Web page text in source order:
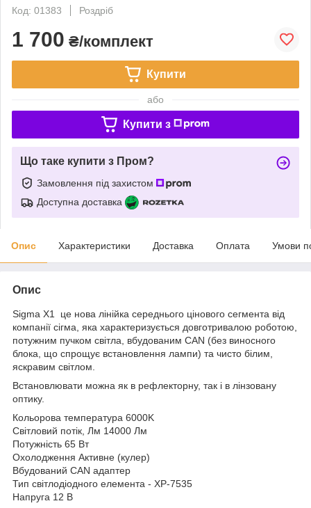
Код: 01383
Роздріб
1 700 ₴/комплект
Купити
або
Купити з
Що таке купити з Пром?
Замовлення під захистом
Доступна доставка
Опис Характеристики Доставка Оплата Умови
Опис
Sigma X1 це нова лінійка середнього цінового сегмента від
компанії сігма, яка характеризується довготривалою роботою,
потужним пучком світла, вбудованим CAN (без виносного
блока, що спрощує встановлення лампи) та чисто білим,
яскравим світлом.
Встановлювати можна як в рефлекторну, так і в лінзовану
оптику.
Кольорова температура 6000K
Світловий потік, Лм 14000 Лм
Потужність 65 Вт
Охолодження Активне (кулер)
Вбудований CAN адаптер
Тип світлодіодного елемента - XP-7535
Напруга 12 В